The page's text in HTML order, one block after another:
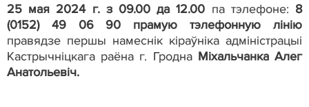
25 мая 2024 г. з 09.00 да 12.00 па тэлефоне: 8
(0152) 49 06 90 прамую тэлефонную лінію
правядзе першы намеснік кіраўніка адміністрацыі
Кастрычніцкага раёна г. Гродна Міхальчанка Алег
Анатольевіч.